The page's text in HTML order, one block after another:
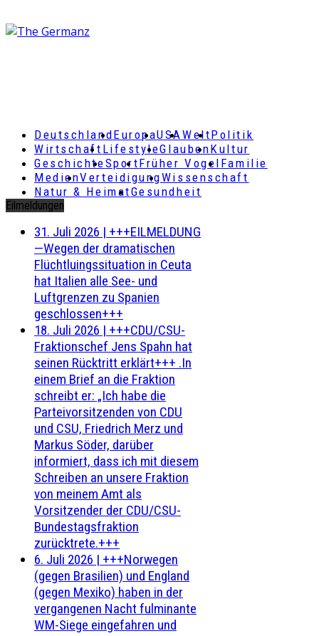
DeutschlandEuropaUSAWeltPolitik
Wirtschaft LifestyleGlaubenKultur
GeschichteSportFrüher Vogel Familie
MedienVerteidigungWissenschaft
Natur & HeimatGesundheit
Eilmeldungen
31. Juli 2026 | +++EILMELDUNG
—Wegen der dramatischen
Flüchtluingssituation in Ceuta
hat Italien alle See- und
Luftgrenzen zu Spanien
geschlossen+++
18. Juli 2026 | +++CDU/CSU-
Fraktionschef Jens Spahn hat
seinen Rücktritt erklärt+++ .In
einem Brief an die Fraktion
schreibt er: „Ich habe die
Parteivorsitzenden von CDU
und CSU, Friedrich Merz und
Markus Söder, darüber
informiert, dass ich mit diesem
Schreiben an unsere Fraktion
von meinem Amt als
Vorsitzender der CDU/CSU-
Bundestagsfraktion
zurücktrete.+++
6. Juli 2026 | +++Norwegen
(gegen Brasilien) und England
(gegen Mexiko) haben in der
vergangenen Nacht fulminante
WM-Siege eingefahren und